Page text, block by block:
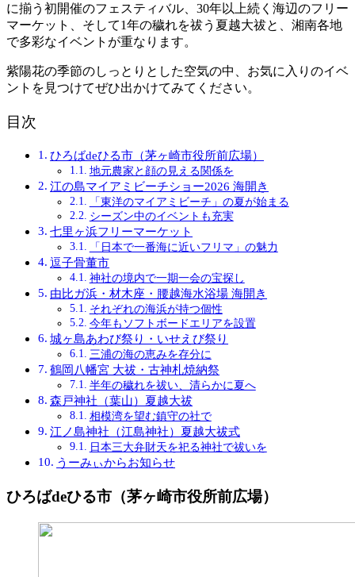
に揃う初開催のフェスティバル、30年以上続く海辺のフリー
マーケット、そして1年の穢れを祓う夏越大祓と、湘南各地
で多彩なイベントが重なります。
紫陽花の季節のしっとりとした空気の中、お気に入りのイベ
ントを見つけてぜひ出かけてみてください。
目次
ひろばdeひる市（茅ヶ崎市役所前広場）
地元農家と顔の見える関係を
江の島マイアミビーチショー2026 海開き
「東洋のマイアミビーチ」の夏が始まる
シーズン中のイベントも充実
七里ヶ浜フリーマーケット
「日本で一番海に近いフリマ」の魅力
逗子骨董市
神社の境内で一期一会の宝探し
由比ガ浜・材木座・腰越海水浴場 海開き
それぞれの海浜が持つ個性
今年もソフトボードエリアを設置
城ヶ島あわび祭り・いせえび祭り
三浦の海の恵みを存分に
鶴岡八幡宮 大祓・古神札焼納祭
半年の穢れを祓い、清らかに夏へ
森戸神社（葉山）夏越大祓
相模湾を望む鎮守の社で
江ノ島神社（江島神社）夏越大祓式
日本三大弁財天を祀る神社で祓いを
うーみぃからお知らせ
ひろばdeひる市（茅ヶ崎市役所前広場）